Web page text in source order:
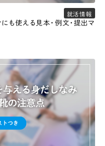
就活情報
も使える見本・例文・提出マ